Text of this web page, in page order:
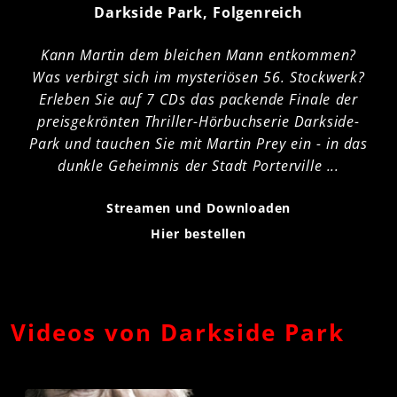
„Innovationspreis“(Ohrkanus, 2010)
„Beste Lesung 2009“(Hörspiel-Award, 2010)
„Prädikat: Sehr gut“(hörBücher Magazin, 2009)
„Hörbuch des Monats“(Hörspiel-Award, April
2009)
Darkside Park wurde fortgesetzt in der Mystery-
abgeschlossene Serie in drei Staffeln als E-Book
und Hörbuch erschienen ist.
Postadresse: Folgenreich/ Universal Music GmbH,
Mühlenstraße 25
E-Mail:info@folgenreich.de
Darkside Park, Folgenreich
Kann Martin dem bleichen Mann entkommen?
Was verbirgt sich im mysteriösen 56. Stockwerk?
Erleben Sie auf 7 CDs das packende Finale der
preisgekrönten Thriller-Hörbuchserie Darkside-
Park und tauchen Sie mit Martin Prey ein - in das
dunkle Geheimnis der Stadt Porterville ...
Streamen und Downloaden
Hier bestellen
Videos von Darkside Park